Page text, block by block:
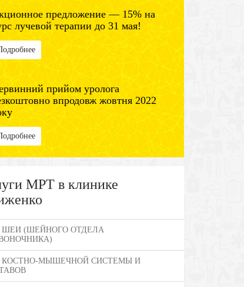
предложение — 15% на
лучевой терапии до 31 мая!
прийом уролога
впродовж жовтня 2022
МРТ в клинике
ШЕИ (ШЕЙНОГО ОТДЕЛА
КОСТНО-МЫШЕЧНОЙ СИСТЕМЫ И